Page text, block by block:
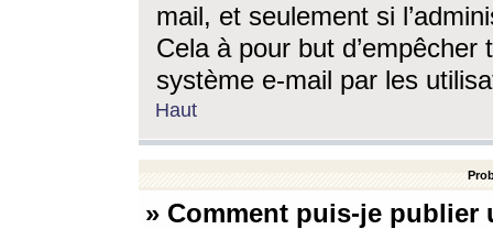
mail, et seulement si
Cela à pour but
système e-mail par les
Haut
» Comment puis-je